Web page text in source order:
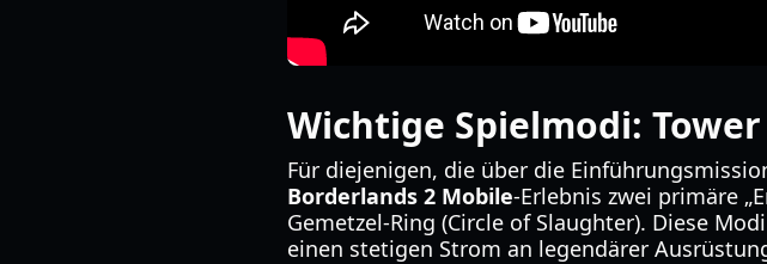
Wichtige Spielmodi:
Für diejenigen, die über die
Borderlands 2 Mobile-Erlebnis zwei primäre
Gemetzel-Ring (Circle of Slaughter). Diese
einen stetigen Strom an legendärer